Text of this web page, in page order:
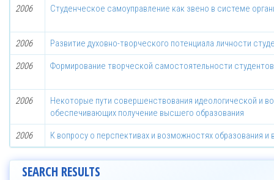
2006 Студенческое самоуправление как звено в системе
2006 Развитие духовно-творческого потенциала личности
2006 Формирование творческой самостоятельности
2006
Некоторые пути совершенствования идеологической и
обеспечивающих получение высшего образования
2006 К вопросу о перспективах и возможностях образования и
SEARCH RESULTS